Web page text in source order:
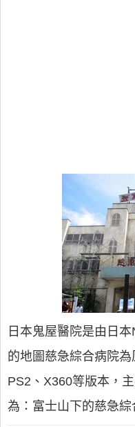
日本鬼屋醫院是由日
的地圖慈急綜合病院
PS2、X360等版本，
為：富士山下的慈急綜